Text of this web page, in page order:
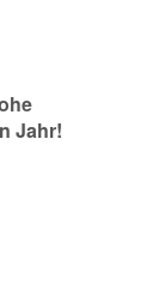
Jahr!